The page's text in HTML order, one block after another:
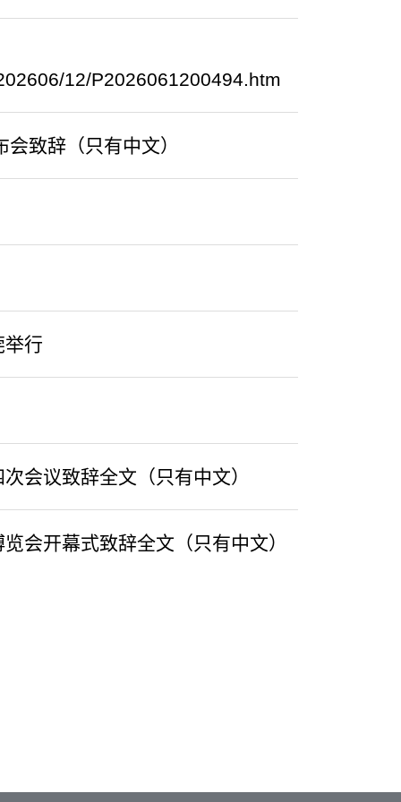
12/P2026061200494.htm
致辞（只有中文）
行
会议致辞全文（只有中文）
会开幕式致辞全文（只有中文）